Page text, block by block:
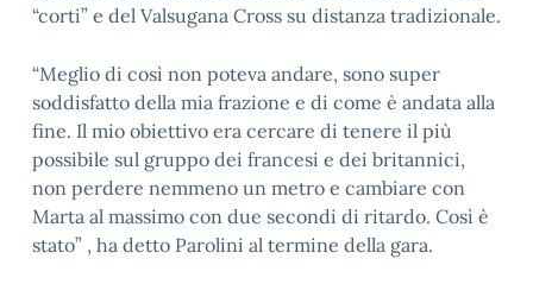
“corti” e del Valsugana Cross su distanza tradizionale.
“Meglio di così non poteva andare, sono super
soddisfatto della mia frazione e di come è andata alla
fine. Il mio obiettivo era cercare di tenere il più
possibile sul gruppo dei francesi e dei britannici,
non perdere nemmeno un metro e cambiare con
Marta al massimo con due secondi di ritardo. Così è
stato” , ha detto Parolini al termine della gara.